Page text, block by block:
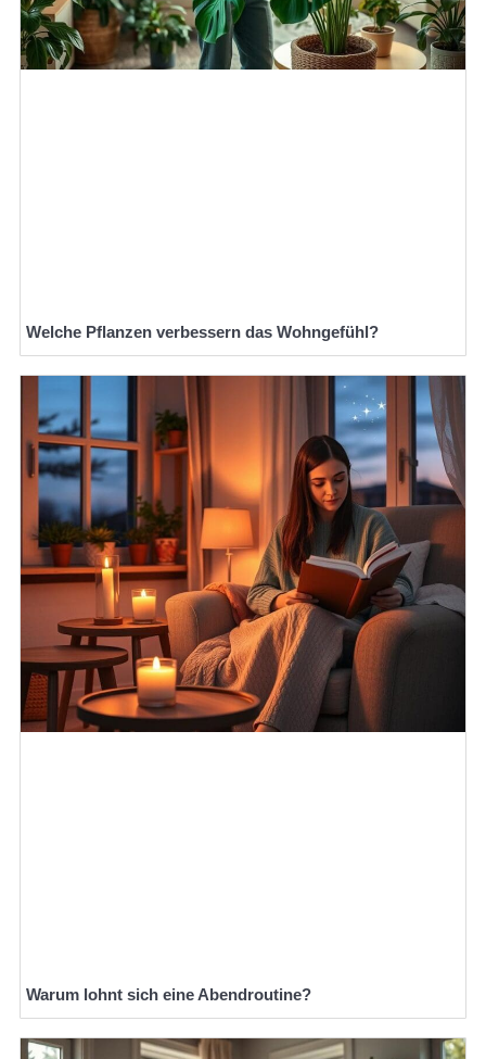
Welche Pflanzen verbessern das Wohngefühl?
Warum lohnt sich eine Abendroutine?